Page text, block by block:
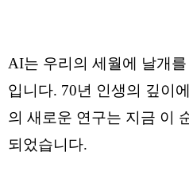
AI는 우리의 세월에 날개를
입니다. 70년 인생의 깊이
의 새로운 연구는 지금 이
되었습니다.